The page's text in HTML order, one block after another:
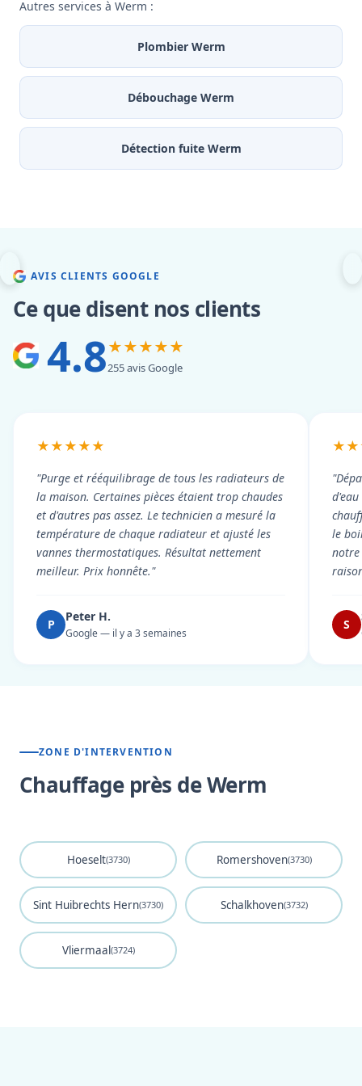
Autres services à Werm :
Plombier Werm
Débouchage Werm
Détection fuite Werm
AVIS CLIENTS GOOGLE
Ce que disent nos clients
4.8★★★★★
255 avis Google
★★★★★
"Purge et rééquilibrage de tous les radiateurs de
la maison. Certaines pièces étaient trop chaudes
et d'autres pas assez. Le technicien a mesuré la
température de chaque radiateur et ajusté les
vannes thermostatiques. Résultat nettement
meilleur. Prix honnête."
P
Peter H.
Google — il y a 3 semaines
le
notre
S
ZONE D'INTERVENTION
Chauffage près de Werm
Hoeselt(3730) Romershoven(3730)
Sint Huibrechts Hern(3730) Schalkhoven(3732)
Vliermaal(3724)